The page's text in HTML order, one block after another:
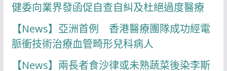
健委向業界發函促自查自糾及杜絕過度醫療
【News】亞洲首例 香港醫療團隊成功經電
脈衝技術治療血管畸形兒科病人
【News】兩長者食沙律或未熟蔬菜後染李斯